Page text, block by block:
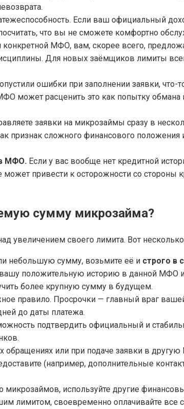
Если ваш официальный
что вы не сможете комфортно
МФО, вам, скорее всего,
Для новых заёмщиков лимиты
ошибки при заполнении заявки, что-
может расценить это как попытку обмана
заявки на микрозаймы сразу в
признак сложного финансового
в МФО. Если у вас вообще нет кредитной
привести к осторожности со
сумму микрозайма?
увеличением своего лимита. Вот
небольшую сумму, возьмите её и строго в
положительную историю в данной МФО
более крупную сумму в будущем.
правило. Просрочки — главный враг
до даты платежа.
подтвердить официальный и
обращениях или при подаче заявки в
(например, дополнительные
используйте другие
лимитом, своевременно оплачивайте